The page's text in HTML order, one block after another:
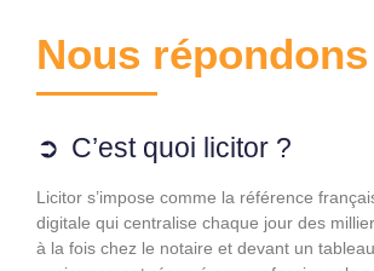
Nous
C’est quoi licitor ?
Licitor s’impose comme la référence
digitale qui centralise chaque jour des
à la fois chez le notaire et devant un